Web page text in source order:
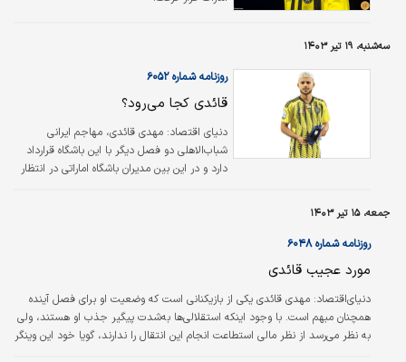
سه‌شنبه، ۱۹ تیر ۱۴۰۳
روزنامه شماره ۶۰۵۲
قائدی کجا می‌رود؟
دنیای اقتصاد: مهدی قائدی، مهاجم ایرانی
شباب‌الاهلی دو فصل دیگر با این باشگاه قرارداد
دارد و در این بین مدیران باشگاه اماراتی در انتظار
نظر نهایی‌اش را در مورد ماندن یا جدایی قائدی
بدهد. این چهار تیم پیشنهاد رسمی‌شان را به
باشگاه الاهلی ارائه…
جمعه، ۱۵ تیر ۱۴۰۳
روزنامه شماره ۶۰۴۸
مورد عجیب قائدی
دنیای‌اقتصاد: مهدی قائدی یکی از بازیکنانی است که وضعیت او برای فصل آینده
همچنان مبهم است. با وجود اینکه استقلالی‌ها به‌شدت پیگیر جذب او هستند، ولی
به نظر می‌رسد از نظر مالی استطاعت انجام این انتقال را ندارند، گویا خود این وینگر